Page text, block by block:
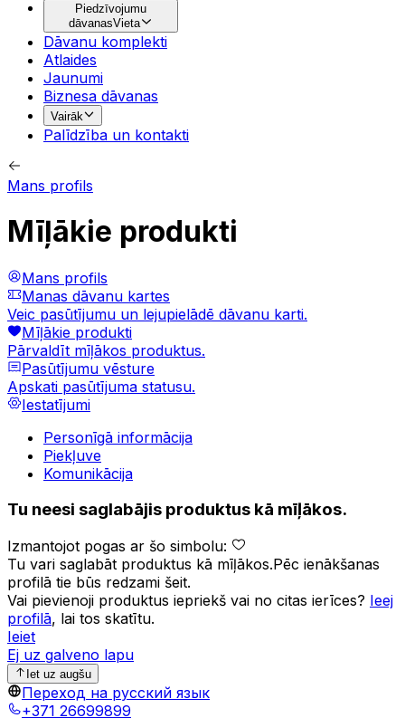
Piedzīvojumu
dāvanasVieta
Dāvanu komplekti
Atlaides
Jaunumi
Biznesa dāvanas
Vairāk
Palīdzība un kontakti
Mans profils
Mīļākie produkti
Mans profils
Manas dāvanu kartes
Veic pasūtījumu un lejupielādē dāvanu karti.
Mīļākie produkti
Pārvaldīt mīļākos produktus.
Pasūtījumu vēsture
Apskati pasūtījuma statusu.
Iestatījumi
Personīgā informācija
Piekļuve
Komunikācija
Tu neesi saglabājis produktus kā mīļākos.
Izmantojot pogas ar šo simbolu:
Tu vari saglabāt produktus kā mīļākos.Pēc ienākšanas
profilā tie būs redzami šeit.
Vai pievienoji produktus iepriekš vai no citas ierīces? Ieej
profilā, lai tos skatītu.
Ieiet
Ej uz galveno lapu
Iet uz augšu
Переход на русский язык
+371 26699899